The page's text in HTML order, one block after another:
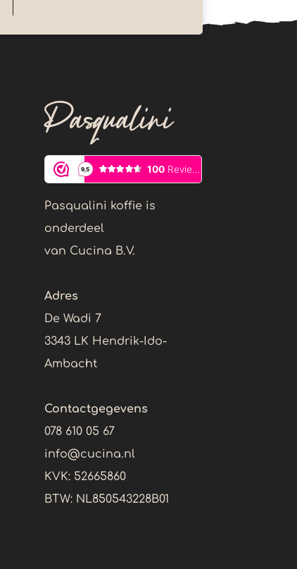
Pasqualini
Pasqualini koffie is
onderdeel
van Cucina B.V.
Adres
De Wadi 7
3343 LK Hendrik-Ido-
Ambacht
Contactgegevens
078 610 05 67
info@cucina.nl
KVK: 52665860
BTW: NL850543228B01